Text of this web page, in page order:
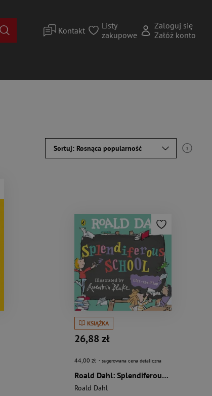
Kontakt
Listy
zakupowe
Zaloguj się
Załóż konto
Sortuj: Rosnąca popularność
KSIĄŻKA
26,88 zł
44,00 zł - sugerowana cena detaliczna
Roald Dahl: Splendiferous School
Roald Dahl